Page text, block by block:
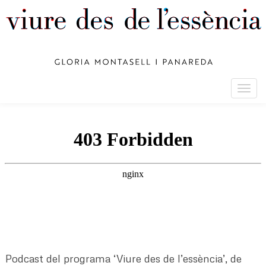
Podcast del programa ‘Viure des de l’essència’, de